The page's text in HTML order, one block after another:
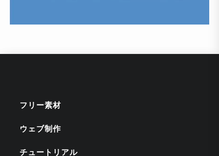
フリー素材
ウェブ制作
チュートリアル